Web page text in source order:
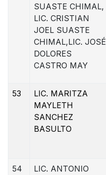
SUASTE CHIMAL,
LIC. CRISTIAN
JOEL SUASTE
CHIMAL,LIC. JOSÉ
DOLORES
CASTRO MAY
53
LIC. MARITZA
MAYLETH
SANCHEZ
BASULTO
54
LIC. ANTONIO